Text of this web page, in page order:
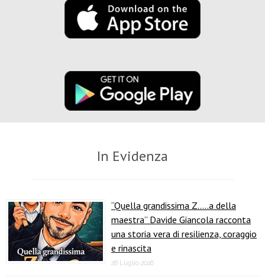
In Evidenza
“Quella grandissima Z…..a della
maestra” Davide Giancola racconta
una storia vera di resilienza, coraggio
e rinascita
28 Luglio 2026